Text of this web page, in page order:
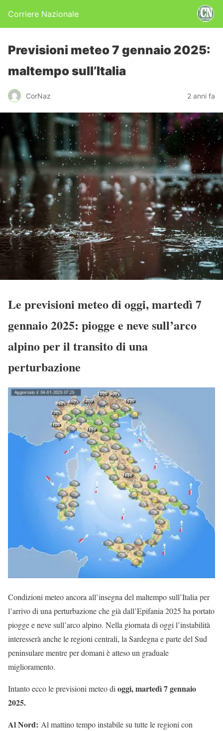
Corriere Nazionale
Previsioni meteo 7 gennaio 2025:
maltempo sull’Italia
CorNaz 2 anni fa
Le previsioni meteo di oggi, martedì 7
gennaio 2025: piogge e neve sull’arco
alpino per il transito di una
perturbazione
Condizioni meteo ancora all’insegna del maltempo sull’Italia per
l’arrivo di una perturbazione che già dall’Epifania 2025 ha portato
piogge e neve sull’arco alpino. Nella giornata di oggi l’instabilità
interesserà anche le regioni centrali, la Sardegna e parte del Sud
peninsulare mentre per domani è atteso un graduale
miglioramento.
Intanto ecco le previsioni meteo dioggi, martedì 7 gennaio
2025.
Al Nord: Al mattino tempo instabile su tutte le regioni con